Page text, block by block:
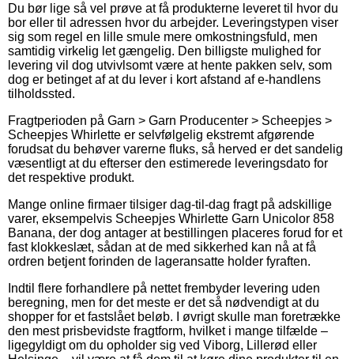
Du bør lige så vel prøve at få produkterne leveret til hvor du
bor eller til adressen hvor du arbejder. Leveringstypen viser
sig som regel en lille smule mere omkostningsfuld, men
samtidig virkelig let gængelig. Den billigste mulighed for
levering vil dog utvivlsomt være at hente pakken selv, som
dog er betinget af at du lever i kort afstand af e-handlens
tilholdssted.
Fragtperioden på Garn > Garn Producenter > Scheepjes >
Scheepjes Whirlette er selvfølgelig ekstremt afgørende
forudsat du behøver varerne fluks, så herved er det sandelig
væsentligt at du efterser den estimerede leveringsdato for
det respektive produkt.
Mange online firmaer tilsiger dag-til-dag fragt på adskillige
varer, eksempelvis Scheepjes Whirlette Garn Unicolor 858
Banana, der dog antager at bestillingen placeres forud for et
fast klokkeslæt, sådan at de med sikkerhed kan nå at få
ordren betjent forinden de lageransatte holder fyraften.
Indtil flere forhandlere på nettet frembyder levering uden
beregning, men for det meste er det så nødvendigt at du
shopper for et fastslået beløb. I øvrigt skulle man foretrække
den mest prisbevidste fragtform, hvilket i mange tilfælde –
ligegyldigt om du opholder sig ved Viborg, Lillerød eller